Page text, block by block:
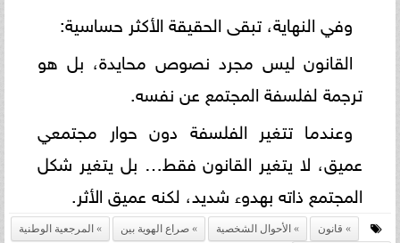
وفي النهاية، تبقى الحقيقة الأكثر حساسية:
القانون ليس مجرد نصوص محايدة، بل هو
ترجمة لفلسفة المجتمع عن نفسه.
وعندما تتغير الفلسفة دون حوار مجتمعي
عميق، لا يتغير القانون فقط… بل يتغير شكل
المجتمع ذاته بهدوء شديد، لكنه عميق الأثر.
قانون الأحوال الشخصية صراع الهوية بين
المرجعية الوطنية